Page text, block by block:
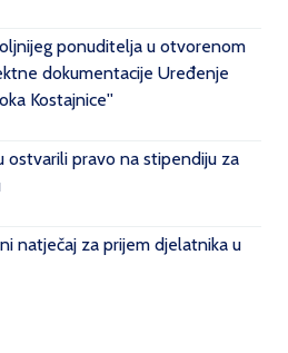
ponuditelja u otvorenom
dokumentacije Uređenje
Kostajnice''
ostvarili pravo na stipendiju za
natječaj za prijem djelatnika u